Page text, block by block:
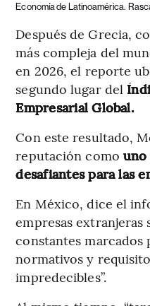
Economía de Latinoamérica.
Después de Grecia,
más compleja del
en 2026, el reporte
segundo lugar del
Empresarial Global.
Con este resultado,
reputación como uno
desafiantes para las
En México, dice el
empresas extranjeras
constantes
normativos y
impredecibles”.